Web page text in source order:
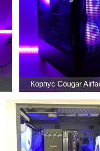
Корпус Cougar